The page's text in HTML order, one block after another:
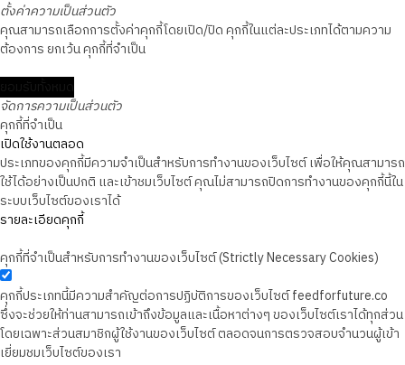
ตั้งค่าความเป็นส่วนตัว
คุณสามารถเลือกการตั้งค่าคุกกี้โดยเปิด/ปิด คุกกี้ในแต่ละประเภทได้ตามความ
ต้องการ ยกเว้น คุกกี้ที่จำเป็น
จัดการความเป็นส่วนตัว
คุกกี้ที่จำเป็น
เปิดใช้งานตลอด
ประเภทของคุกกี้มีความจำเป็นสำหรับการทำงานของเว็บไซต์ เพื่อให้คุณสามารถ
ใช้ได้อย่างเป็นปกติ และเข้าชมเว็บไซต์ คุณไม่สามารถปิดการทำงานของคุกกี้นี้ใน
ระบบเว็บไซต์ของเราได้
รายละเอียดคุกกี้
คุกกี้ที่จำเป็นสำหรับการทำงานของเว็บไซต์ (Strictly Necessary Cookies)
คุกกี้ประเภทนี้มีความสำคัญต่อการปฏิบัติการของเว็บไซต์ feedforfuture.co
ซึ่งจะช่วยให้ท่านสามารถเข้าถึงข้อมูลและเนื้อหาต่างๆ ของเว็บไซต์เราได้ทุกส่วน
โดยเฉพาะส่วนสมาชิกผู้ใช้งานของเว็บไซต์ ตลอดจนการตรวจสอบจำนวนผู้เข้า
เยี่ยมชมเว็บไซต์ของเรา